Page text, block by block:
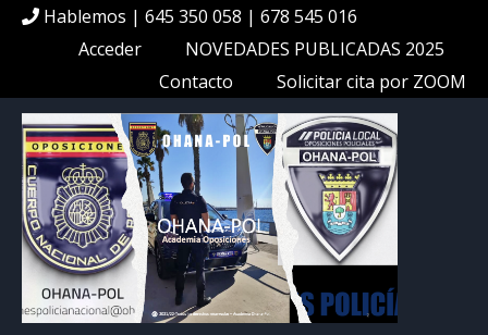
Hablemos | 645 350 058 | 678 545 016
Acceder
NOVEDADES PUBLICADAS 2025
Contacto
Solicitar cita por ZOOM